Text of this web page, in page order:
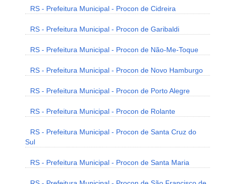
RS - Prefeitura Municipal - Procon de Cidreira
RS - Prefeitura Municipal - Procon de Garibaldi
RS - Prefeitura Municipal - Procon de Não-Me-Toque
RS - Prefeitura Municipal - Procon de Novo Hamburgo
RS - Prefeitura Municipal - Procon de Porto Alegre
RS - Prefeitura Municipal - Procon de Rolante
RS - Prefeitura Municipal - Procon de Santa Cruz do
Sul
RS - Prefeitura Municipal - Procon de Santa Maria